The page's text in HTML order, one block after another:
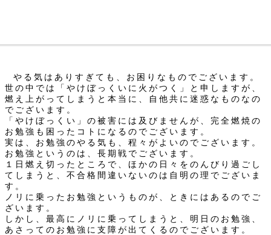
やる気はありすぎても、お困りなものでございます。
世の中では「やけぼっくいに火がつく」と申しますが、
燃え上がってしまうと本当に、自他共に迷惑なものなの
でございます。
「やけぼっくい」の被害には及びませんが、完全燃焼の
お勉強も困ったコトになるのでございます。
実は、お勉強のやる気も、程々がよいのでございます。
お勉強というのは、長期戦でございます。
１日燃え切ったところで、ほかの日々をのんびり過ごし
てしまうと、不合格間違いないのは自明の理でございま
す。
ノリに乗ったお勉強というものが、ときにはあるのでご
ざいます。
しかし、最高にノリに乗ってしまうと、明日のお勉強、
あさってのお勉強に支障が出てくるのでございます。